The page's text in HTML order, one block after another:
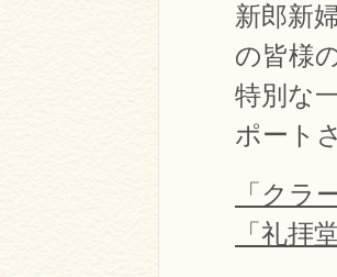
新郎新
の皆様
特別な
ポート
「クラ
「礼拝